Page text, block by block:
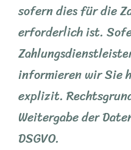
sofern dies für die
erforderlich ist.
informieren wir Sie
explizit.
Weitergabe der
DSGVO.